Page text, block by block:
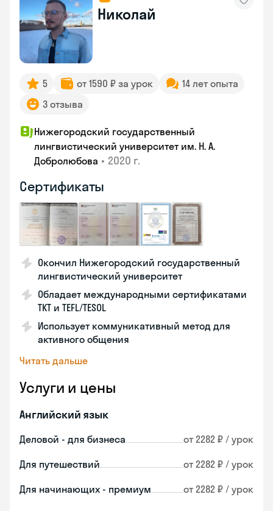
Николай
5 от 1590 ₽ за урок
14 лет опыта
3 отзыва
Нижегородский государственный
лингвистический университет им. Н. А.
Добролюбова • 2020 г.
Сертификаты
Окончил Нижегородский государственный
лингвистический университет
Обладает международными сертификатами
TKT и TEFL/TESOL
Использует коммуникативный метод для
активного общения
Читать дальше
Услуги и цены
Английский язык
Деловой - для бизнеса от 2282 ₽ / урок
Для путешествий от 2282 ₽ / урок
Для начинающих - премиум от 2282 ₽ / урок